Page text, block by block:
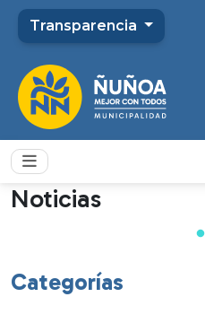
Transparencia
Noticias
Categorías